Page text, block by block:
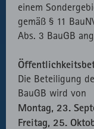
einem
gemäß § 11
Abs. 3 BauGB
Die Beteiligung
BauGB wird von
Montag, 23.
Freitag, 25.